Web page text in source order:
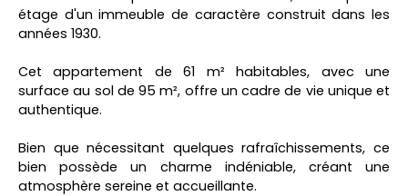
étage d'un immeuble de caractère construit dans les
années 1930.
Cet appartement de 61 m² habitables, avec une
surface au sol de 95 m², offre un cadre de vie unique et
authentique.
Bien que nécessitant quelques rafraîchissements, ce
bien possède un charme indéniable, créant une
atmosphère sereine et accueillante.